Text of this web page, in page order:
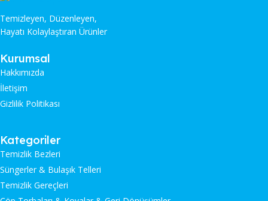
Temizleyen, Düzenleyen,
Hayatı Kolaylaştıran Ürünler
Kurumsal
Hakkımızda
İletişim
Gizlilik Politikası
Kategoriler
Temizlik Bezleri
Süngerler & Bulaşık Telleri
Temizlik Gereçleri